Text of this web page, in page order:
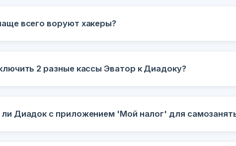
всего воруют хакеры?
2 разные кассы Эватор к Диадоку?
ли Диадок с приложением 'Мой налог' для